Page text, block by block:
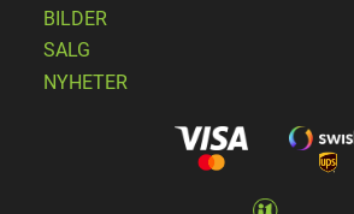
BILDER
SALG
NYHETER